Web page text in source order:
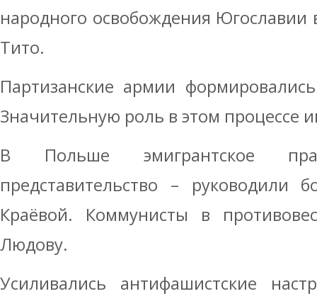
народного освобождения Югославии
Тито.
Партизанские армии
Значительную роль в этом процессе
В Польше эмигрантское
представительство – руководили
Краёвой. Коммунисты в
Людову.
Усиливались антифашистские